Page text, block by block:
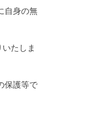
自身の無
たしま
保護等で